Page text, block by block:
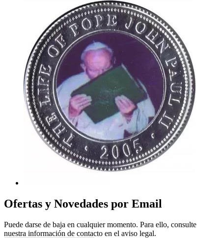
Ofertas y Novedades por Email
Puede darse de baja en cualquier momento. Para ello, consulte
nuestra información de contacto en el aviso legal.